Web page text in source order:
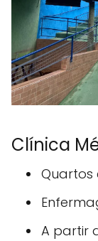
Clínica
Quartos
A partir